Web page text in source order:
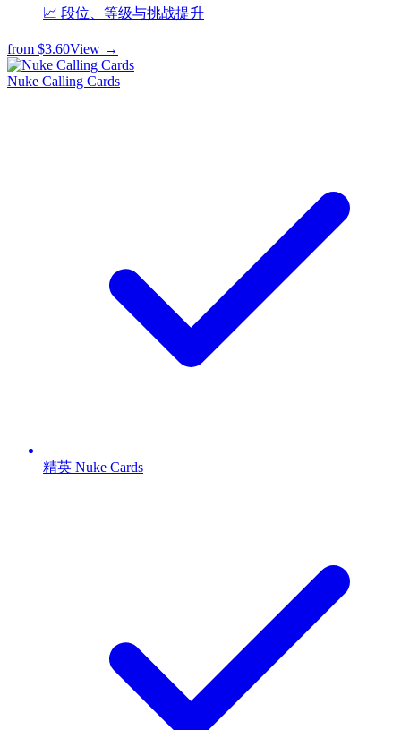
📈 段位、等级与挑战提升
from $3.60View →
Nuke Calling Cards
精英 Nuke Cards